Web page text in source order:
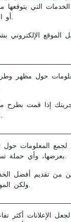
التي يتوقعها
الموقع
حول مظهر
إذا قمت بطرح
المعلومات حول
من تقديم أفضل
الإعلانات أكثر